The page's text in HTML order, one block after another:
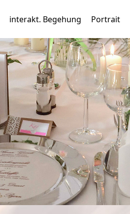
interakt. Begehung Portrait